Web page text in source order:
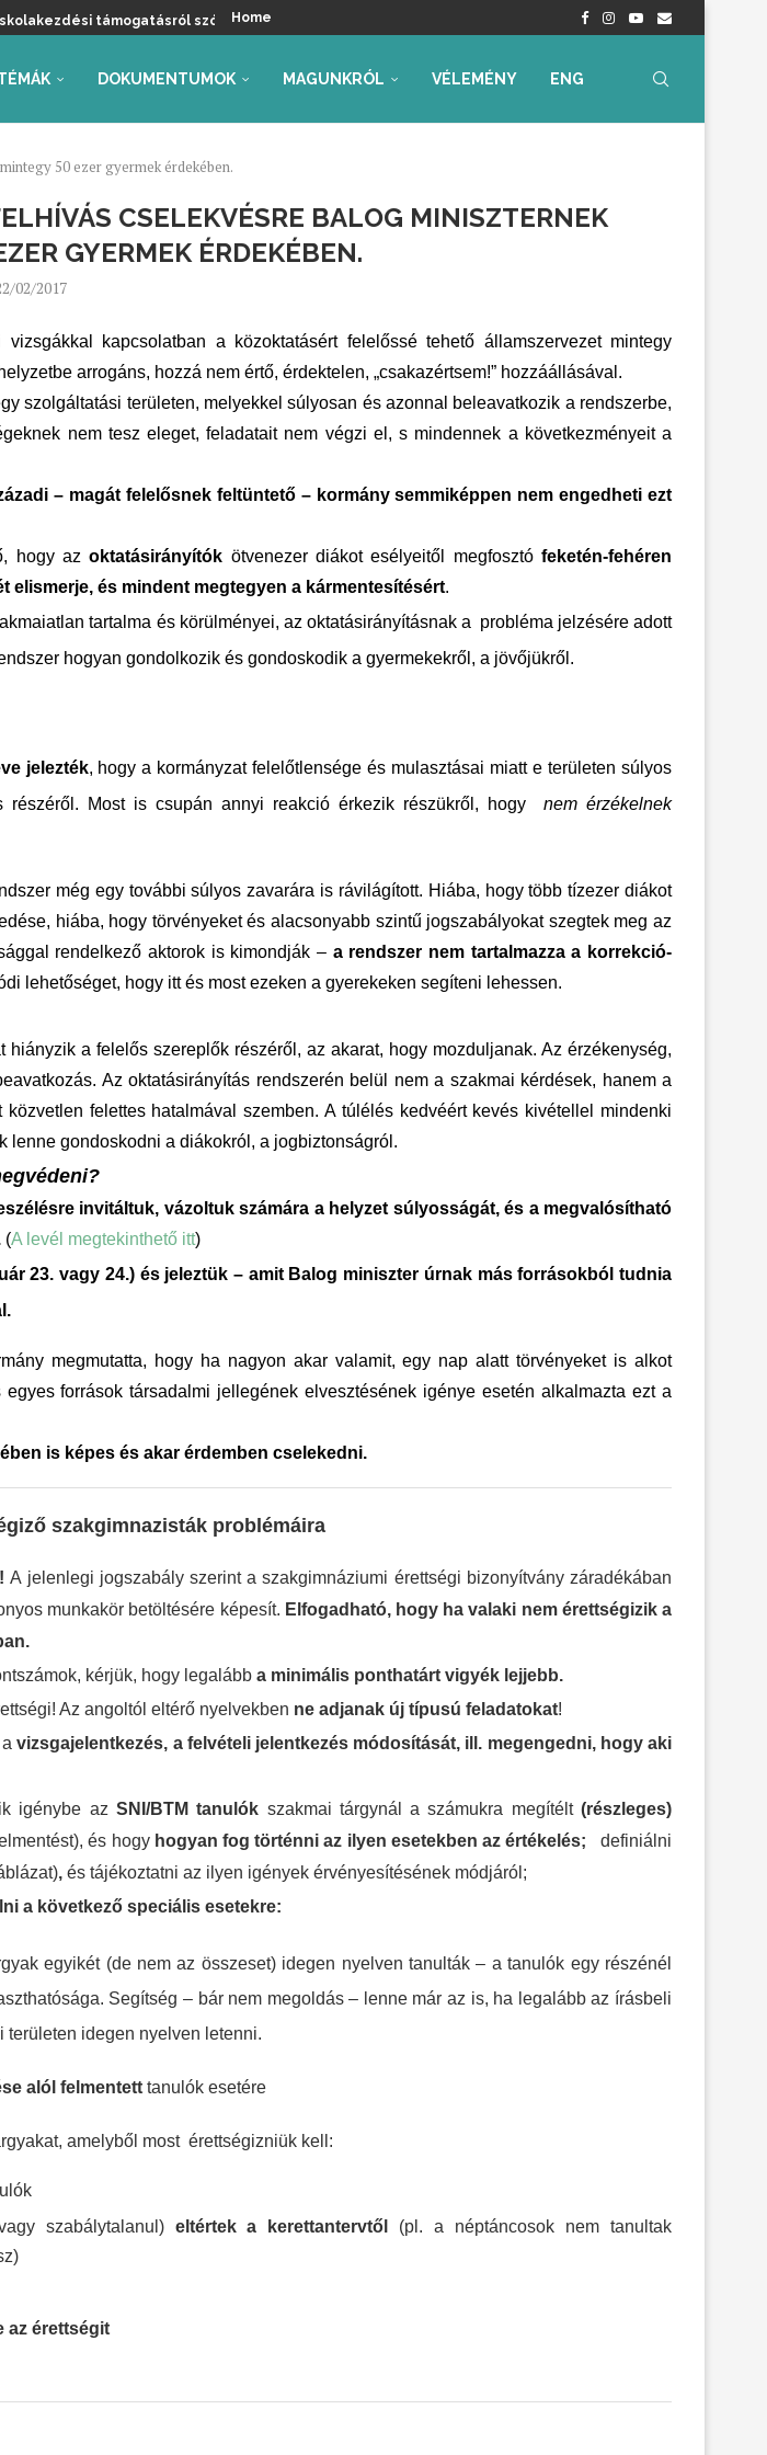
támogatásról szóló kormányrendelet – Értékelés...
Home
DOKUMENTUMOK MAGUNKRÓL VÉLEMÉNY ENG
50 ezer gyermek érdekében.
CSELEKVÉSRE BALOG MINISZTERNEK
GYERMEK ÉRDEKÉBEN.
02/2017
kapcsolatban a közoktatásért felelőssé tehető államszervezet mintegy
arrogáns, hozzá nem értő, érdektelen, „csakazértsem!” hozzáállásával.
szolgáltatási területen, melyekkel súlyosan és azonnal beleavatkozik a rendszerbe,
nem tesz eleget, feladatait nem végzi el, s mindennek a következményeit a
– magát felelősnek feltüntető – kormány semmiképpen nem engedheti ezt
hogy azoktatásirányítók ötvenezer diákot esélyeitől megfosztófeketén-fehéren
elismerje, és mindent megtegyen a kármentesítésért.
tartalma és körülményei, az oktatásirányításnak a probléma jelzésére adott
hogyan gondolkozik és gondoskodik a gyermekekről, a jövőjükről.
jelezték, hogy a kormányzat felelőtlensége és mulasztásai miatt e területen súlyos
részéről. Most is csupán annyi reakció érkezik részükről, hogy nem érzékelnek
még egy további súlyos zavarára is rávilágított. Hiába, hogy több tízezer diákot
hiába, hogy törvényeket és alacsonyabb szintű jogszabályokat szegtek meg az
rendelkező aktorok is kimondják – a rendszer nem tartalmazza a korrekció-
lehetőséget, hogy itt és most ezeken a gyerekeken segíteni lehessen.
hiányzik a felelős szereplők részéről, az akarat, hogy mozduljanak. Az érzékenység,
Az oktatásirányítás rendszerén belül nem a szakmai kérdések, hanem a
felettes hatalmával szemben. A túlélés kedvéért kevés kivétellel mindenki
lenne gondoskodni a diákokról, a jogbiztonságról.
invitáltuk, vázoltuk számára a helyzet súlyosságát, és a megvalósítható
(A levél megtekinthető itt)
23. vagy 24.) és jeleztük – amit Balog miniszter úrnak más forrásokból tudnia
megmutatta, hogy ha nagyon akar valamit, egy nap alatt törvényeket is alkot
források társadalmi jellegének elvesztésének igénye esetén alkalmazta ezt a
is képes és akar érdemben cselekedni.
szakgimnazisták problémáira
A jelenlegi jogszabály szerint a szakgimnáziumi érettségi bizonyítvány záradékában
munkakör betöltésére képesít. Elfogadható, hogy ha valaki nem érettségizik a
kérjük, hogy legalább a minimális ponthatárt vigyék lejjebb.
Az angoltól eltérő nyelvekben ne adjanak új típusú feladatokat!
avizsgajelentkezés, a felvételi jelentkezés módosítását, ill. megengedni, hogy aki
igénybe az SNI/BTM tanulók szakmai tárgynál a számukra megítélt(részleges)
és hogy hogyan fog történni az ilyen esetekben az értékelés;
definiálni
, és tájékoztatni az ilyen igények érvényesítésének módjáról;
a következő speciális esetekre:
egyikét (de nem az összeset) idegen nyelven tanulták – a tanulók egy részénél
Segítség – bár nem megoldás – lenne már az is, ha legalább az írásbeli
területen idegen nyelven letenni.
alól felmentett tanulók esetére
amelyből most érettségizniük kell:
szabálytalanul) eltértek a kerettantervtől
(pl. a néptáncosok nem tanultak
az érettségit